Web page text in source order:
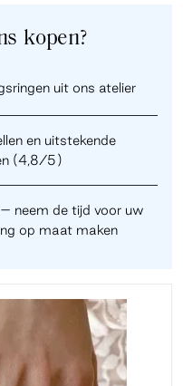
kopen?
uit ons atelier
en uitstekende
(4,8/5)
neem de tijd voor uw
op maat maken